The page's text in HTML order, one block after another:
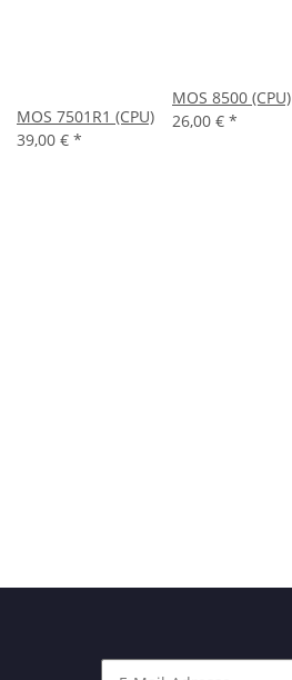
MOS 7501R1 (CPU)
39,00 € *
MOS 8500 (CPU)
26,00 € *